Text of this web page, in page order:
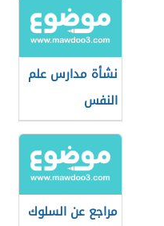
نشأة مدارس علم
النفس
مراجع عن السلوك